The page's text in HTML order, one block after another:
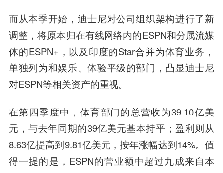
而从本季开始，迪士尼对公司组织架构进行了新
调整，将原本归在有线网络内的ESPN和分属流媒
体的ESPN+，以及印度的Star合并为体育业务，
单独列为和娱乐、体验平级的部门，凸显迪士尼
对ESPN等相关资产的重视。
在第四季度中，体育部门的总营收为39.10亿美
元，与去年同期的39亿美元基本持平；盈利则从
8.63亿提高到9.81亿美元，按年涨幅达到14%。值
得一提的是，ESPN的营业额中超过九成来自本